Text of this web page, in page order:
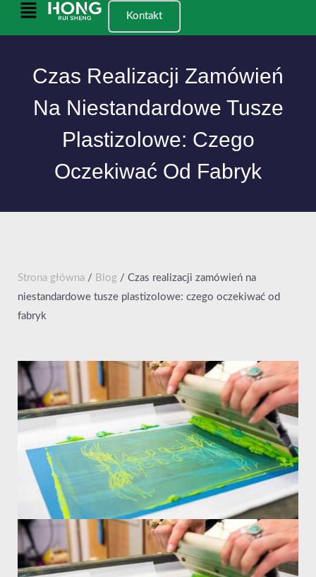
PrzejdźMenu
Kontakt
Czas Realizacji Zamówień
Na Niestandardowe Tusze
Plastizolowe: Czego
Oczekiwać Od Fabryk
Strona główna / Blog / Czas realizacji zamówień na
niestandardowe tusze plastizolowe: czego oczekiwać od
fabryk